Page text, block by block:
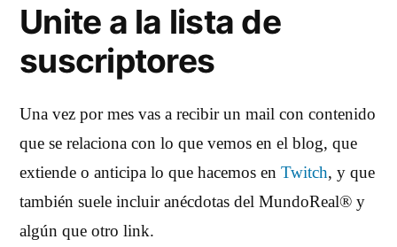
Unite a la lista de
suscriptores
Una vez por mes vas a recibir un mail con contenido
que se relaciona con lo que vemos en el blog, que
extiende o anticipa lo que hacemos en Twitch, y que
también suele incluir anécdotas del MundoReal® y
algún que otro link.